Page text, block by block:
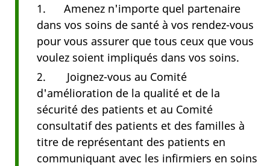
1. Amenez n'importe quel partenaire
dans vos soins de santé à vos rendez-vous
pour vous assurer que tous ceux que vous
voulez soient impliqués dans vos soins.
2. Joignez-vous au Comité
d'amélioration de la qualité et de la
sécurité des patients et au Comité
consultatif des patients et des familles à
titre de représentant des patients en
communiquant avec les infirmiers en soins